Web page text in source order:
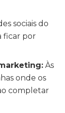
sociais do
ficar por
Às
onde os
completar